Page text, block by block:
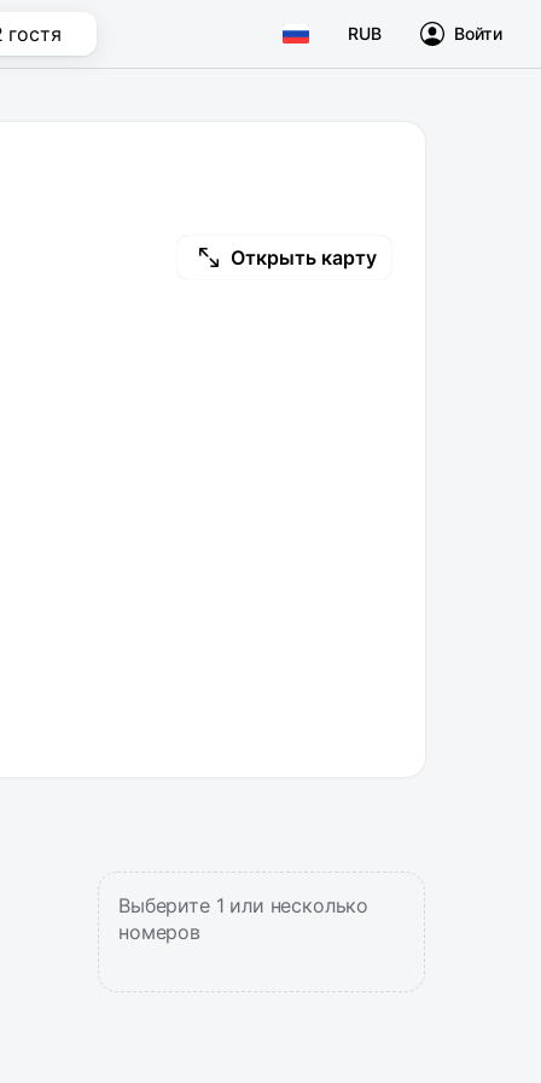
гостя RUB Войти
Открыть карту
Выберите 1 или несколько
номеров